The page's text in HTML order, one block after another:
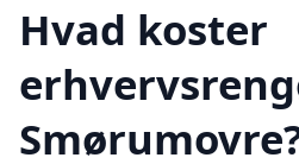
Hvad koster